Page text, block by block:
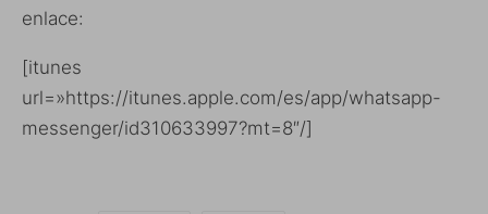
enlace:
[itunes
url=»https://itunes.apple.com/es/app/whatsapp-
messenger/id310633997?mt=8″/]